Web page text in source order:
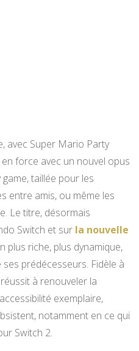
avec Super Mario Party
force avec un nouvel opus
taillée pour les
entre amis, ou même les
Le titre, désormais
Switch et sur la nouvelle
plus riche, plus dynamique,
prédécesseurs. Fidèle à
à renouveler la
exemplaire,
notamment en ce qui
Switch 2.